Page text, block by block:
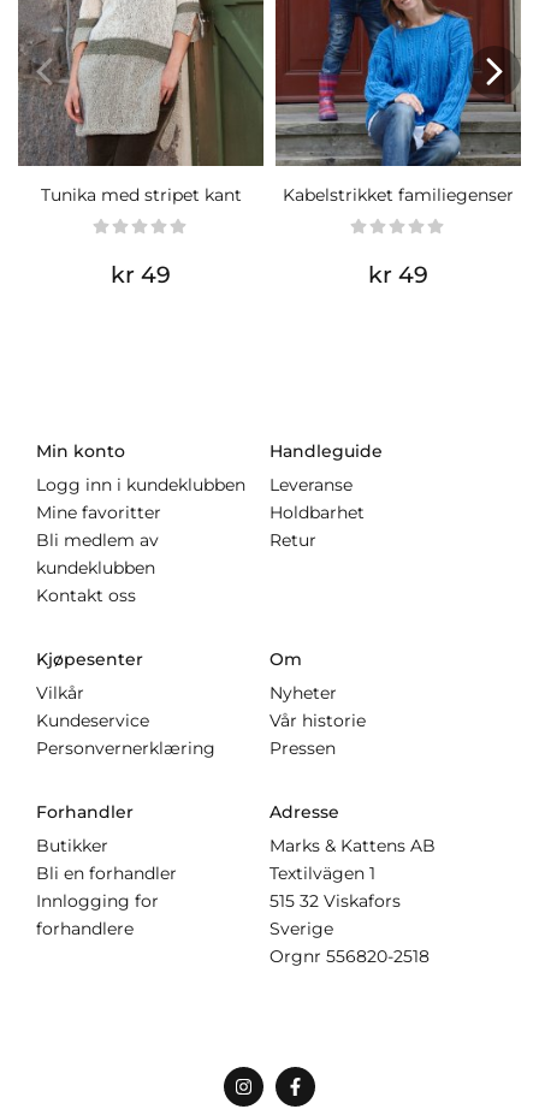
Tunika med stripet kant
kr 49
Kabelstrikket familiegenser
kr 49
Min konto
Logg inn i kundeklubben
Mine favoritter
Bli medlem av
kundeklubben
Kontakt oss
Handleguide
Leveranse
Holdbarhet
Retur
Kjøpesenter
Vilkår
Kundeservice
Personvernerklæring
Om
Nyheter
Vår historie
Pressen
Forhandler
Butikker
Bli en forhandler
Innlogging for
forhandlere
Adresse
Marks & Kattens AB
Textilvägen 1
515 32 Viskafors
Sverige
Orgnr 556820-2518